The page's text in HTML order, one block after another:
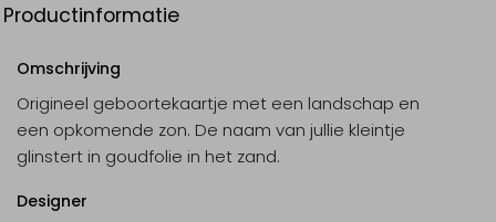
Productinformatie
Omschrijving
Origineel geboortekaartje met een landschap en
een opkomende zon. De naam van jullie kleintje
glinstert in goudfolie in het zand.
Designer